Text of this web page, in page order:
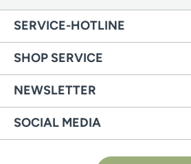
SERVICE-HOTLINE
SHOP SERVICE
NEWSLETTER
SOCIAL MEDIA